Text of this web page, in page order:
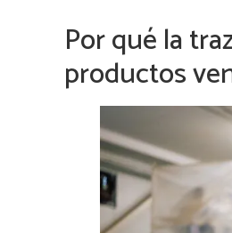
Por qué la
productos